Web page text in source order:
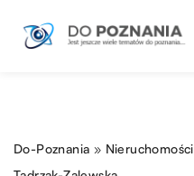
Do-Poznania » Nieruchomości